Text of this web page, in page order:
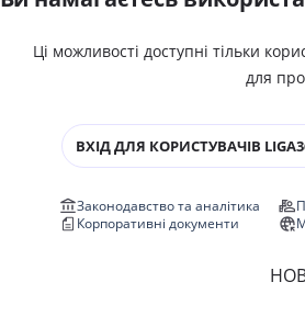
Ці можливості доступні тільки
для
ВХІД ДЛЯ КОРИСТУВАЧІВ
Законодавство та аналітика
Корпоративні документи